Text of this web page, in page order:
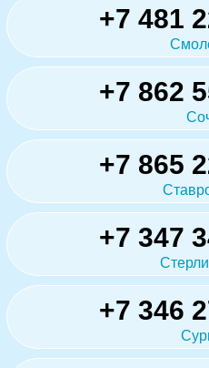
+7 481
+7 862
+7 865
+7 347
+7 346